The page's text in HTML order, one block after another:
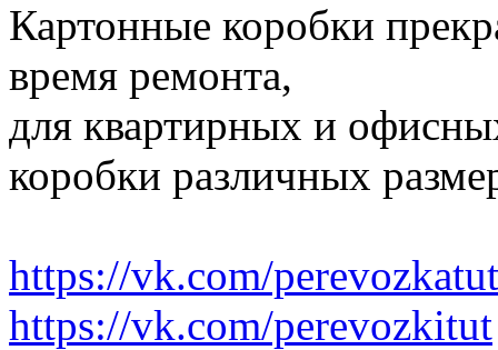
Картонные коробки
время ремонта,
для квартирных и
коробки различных
https://vk.com/perevozkatut
https://vk.com/perevozkitut